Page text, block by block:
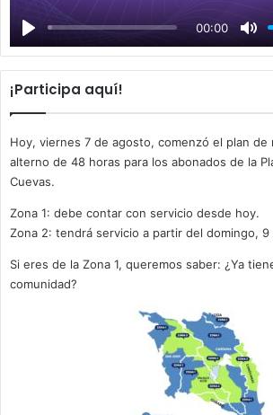
00:00
a
y
¡Participa aquí!
Hoy, viernes 7 de agosto, comenzó el plan de
alterno de 48 horas para los abonados de la
Cuevas.
Zona 1: debe contar con servicio desde hoy.
Zona 2: tendrá servicio a partir del domingo, 9
Si eres de la Zona 1, queremos saber: ¿Ya
comunidad?